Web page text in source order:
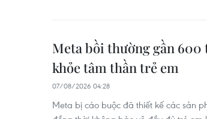
Meta bồi thường gần 600
khỏe tâm thần trẻ em
07/08/2026 04:28
Meta bị cáo buộc đã thiết kế các sản